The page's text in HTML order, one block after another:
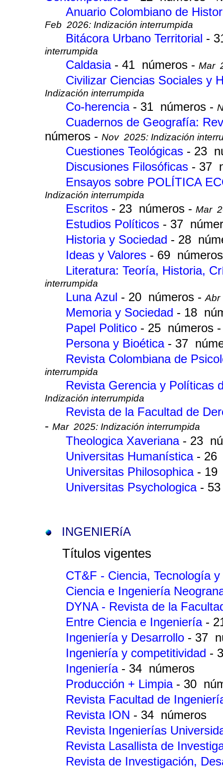
Anuario Colombiano de
Feb 2026: Indización interrumpida
Bitácora Urbano Territorial -
interrumpida
Caldasia - 41 números - Mar
Civilizar Ciencias Sociales y
Indización interrumpida
Co-herencia - 31 números -
Cuadernos de Geografía:
números - Nov 2025: Indización
Cuestiones Teológicas - 23
Discusiones Filosóficas - 37
Ensayos sobre POLÍTICA
Indización interrumpida
Escritos - 23 números - Mar
Estudios Políticos - 37
Historia y Sociedad - 28
Ideas y Valores - 69
Literatura: Teoría, Historia,
interrumpida
Luna Azul - 20 números - Abr
Memoria y Sociedad - 18
Papel Politico - 25 números
Persona y Bioética - 37
Revista Colombiana de
interrumpida
Revista Gerencia y Políticas
Indización interrumpida
Revista de la Facultad de
- Mar 2025: Indización interrumpida
Theologica Xaveriana - 23
Universitas Humanística - 26
Universitas Philosophica - 19
Universitas Psychologica -
INGENIERíA
Títulos vigentes
CT&F - Ciencia, Tecnología
Ciencia e Ingeniería
DYNA - Revista de la
Entre Ciencia e Ingeniería -
Ingeniería y Desarrollo - 37
Ingeniería y competitividad -
Ingeniería - 34 números
Producción + Limpia - 30
Revista Facultad de
Revista ION - 34 números
Revista Ingenierías
Revista Lasallista de
Revista de Investigación,